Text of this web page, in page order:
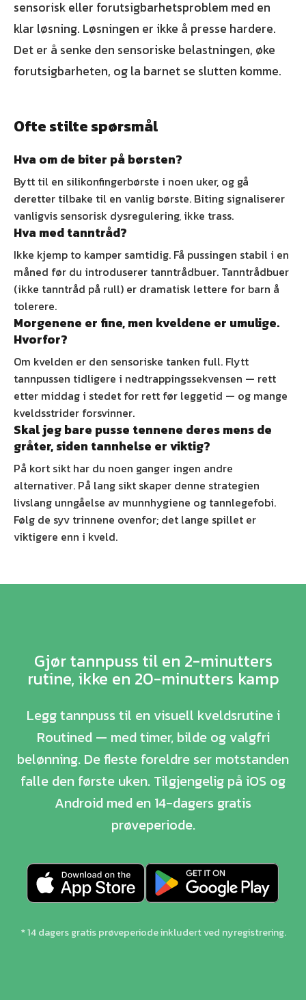
sensorisk eller forutsigbarhetsproblem med en
klar løsning. Løsningen er ikke å presse hardere.
Det er å senke den sensoriske belastningen, øke
forutsigbarheten, og la barnet se slutten komme.
Ofte stilte spørsmål
Hva om de biter på børsten?
Bytt til en silikonfingerbørste i noen uker, og gå
deretter tilbake til en vanlig børste. Biting signaliserer
vanligvis sensorisk dysregulering, ikke trass.
Hva med tanntråd?
Ikke kjemp to kamper samtidig. Få pussingen stabil i en
måned før du introduserer tanntrådbuer. Tanntrådbuer
(ikke tanntråd på rull) er dramatisk lettere for barn å
tolerere.
Morgenene er fine, men kveldene er umulige.
Hvorfor?
Om kvelden er den sensoriske tanken full. Flytt
tannpussen tidligere i nedtrappingssekvensen — rett
etter middag i stedet for rett før leggetid — og mange
kveldsstrider forsvinner.
Skal jeg bare pusse tennene deres mens de
gråter, siden tannhelse er viktig?
På kort sikt har du noen ganger ingen andre
alternativer. På lang sikt skaper denne strategien
livslang unngåelse av munnhygiene og tannlegefobi.
Følg de syv trinnene ovenfor; det lange spillet er
viktigere enn i kveld.
Gjør tannpuss til en 2-minutters
rutine, ikke en 20-minutters kamp
Legg tannpuss til en visuell kveldsrutine i
Routined — med timer, bilde og valgfri
belønning. De fleste foreldre ser motstanden
falle den første uken. Tilgjengelig på iOS og
Android med en 14-dagers gratis
prøveperiode.
* 14 dagers gratis prøveperiode inkludert ved nyregistrering.